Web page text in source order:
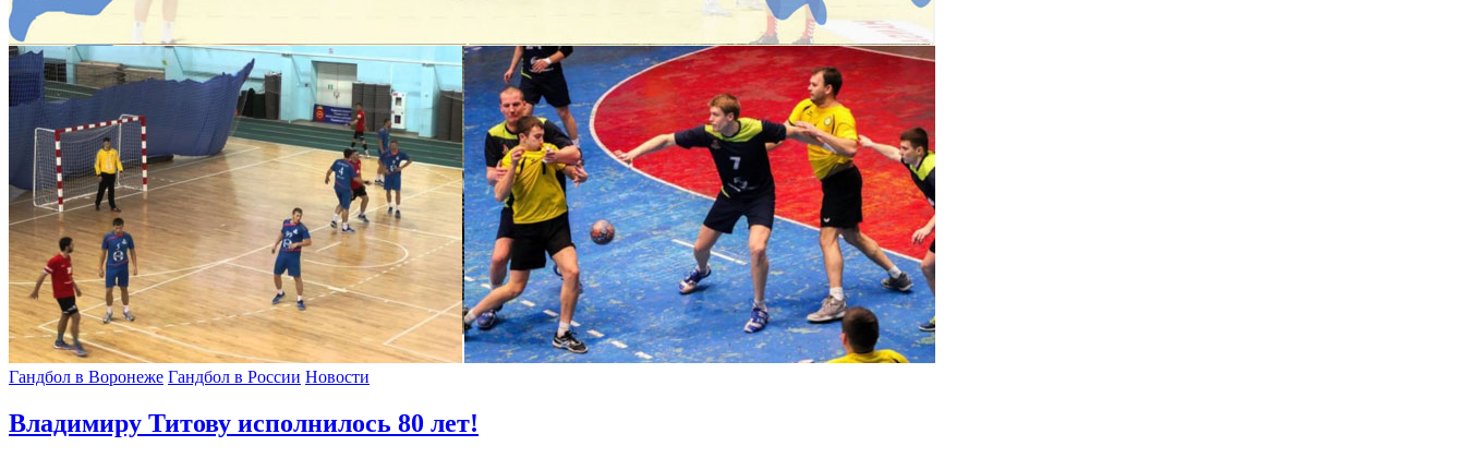
Гандбол в Воронеже Гандбол в России Новости
Владимиру Титову исполнилось 80 лет!